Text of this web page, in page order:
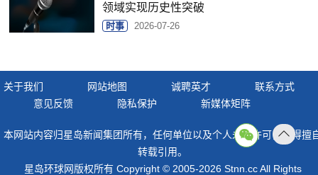
领域实现历史性突破
时事 2026-07-26
关于我们 网站地图 诚聘英才
联系方式
意见反馈
隐私保护 新媒体矩阵
本网站内容归星岛新闻集团所有，任何单位以及个人未经许可，不得擅
转载引用。
星岛环球网版权所有 Copyright © 2005-2026 Stnn.cc All Rights
顶部